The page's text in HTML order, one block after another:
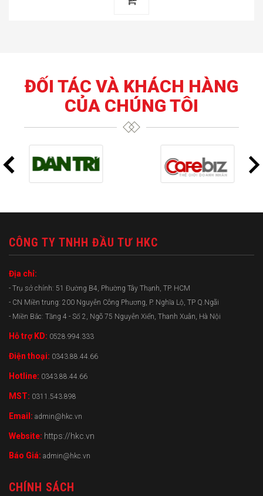
ĐỐI TÁC VÀ KHÁCH HÀNG
CỦA CHÚNG TÔI
CÔNG TY TNHH ĐẦU TƯ HKC
Địa chỉ:
- Trụ sở chính: 51 Đường B4, Phường Tây Thạnh, TP. HCM
- CN Miền trung: 200 Nguyễn Công Phương, P. Nghĩa Lộ, TP Q.Ngãi
- Miền Bắc: Tầng 4 - Số 2, Ngõ 75 Nguyễn Xiển, Thanh Xuân, Hà Nội
Hỗ trợ KD: 0528.994.333
Điện thoại: 0343.88.44.66
Hotline: 0343.88.44.66
MST: 0311.543.898
Email: admin@hkc.vn
Website: https://hkc.vn
Báo Giá: admin@hkc.vn
CHÍNH SÁCH